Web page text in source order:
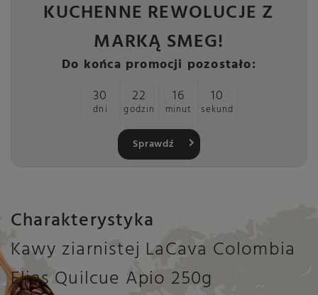
KUCHENNE REWOLUCJE Z
MARKĄ SMEG!
Do końca promocji pozostało:
30
dni
22
godzin
16
minut
10
sekund
Sprawdź
Charakterystyka
Kawy ziarnistej LaCava Colombia
Elias Quilcue Apio 250g